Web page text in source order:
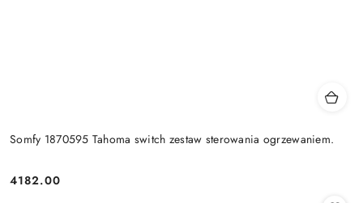
Somfy 1870595 Tahoma switch zestaw sterowania ogrzewaniem.
Cena:
4182.00